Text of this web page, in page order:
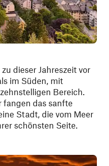
dieser Jahreszeit vor
im Süden, mit
Bereich.
fangen das sanfte
Stadt, die vom Meer
schönsten Seite.